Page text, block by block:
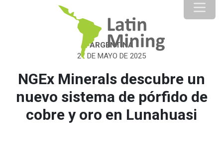
ARGENTINA
21 DE MAYO DE 2025
NGEx Minerals descubre un
nuevo sistema de pórfido de
cobre y oro en Lunahuasi